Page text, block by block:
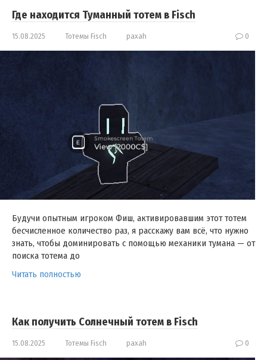
Где находится Туманный тотем в Fisch
15.08.2025 Тотемы Fisch paxah 0
Будучи опытным игроком Фиш, активировавшим этот тотем
бесчисленное количество раз, я расскажу вам всё, что нужно
знать, чтобы доминировать с помощью механики тумана — от
поиска тотема до
Читать полностью
Как получить Солнечный тотем в Fisch
15.08.2025 Тотемы Fisch paxah 0